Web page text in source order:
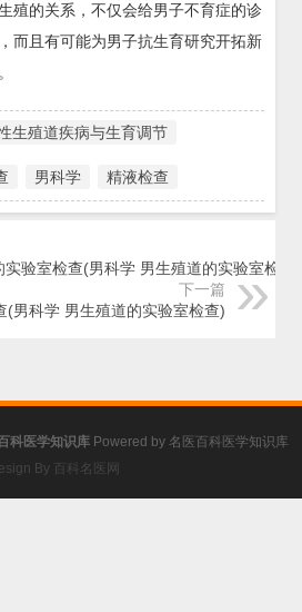
殖的关系，不仅会给男子不育症的诊
而且有可能为男子抗生育研究开拓新
生殖道疾病与生育调节
男科学 精液检查
验室检查(男科学 男生殖道的实验室检查)
下一篇
(男科学 男生殖道的实验室检查)
科医学知识库 Powered by 名医百科医学知识库
By 百科名医网